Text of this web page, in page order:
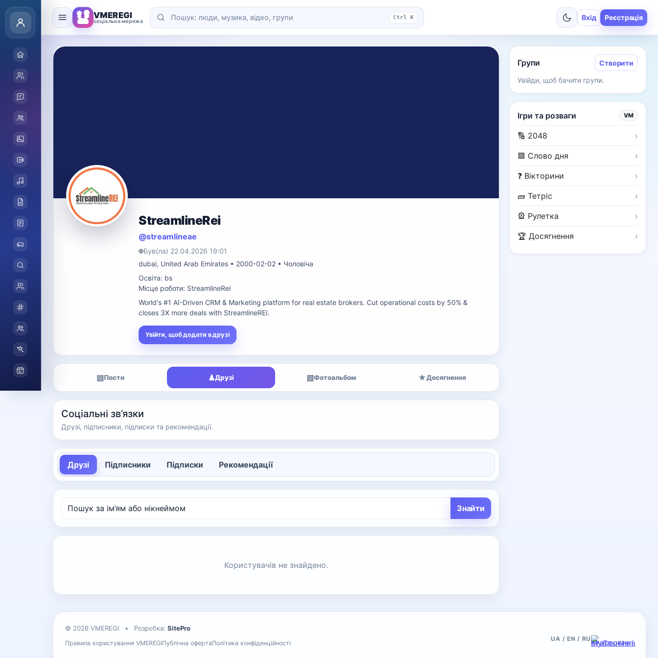
VMEREGI
соціальна мережа
Ctrl K Вхід Реєстрація
StreamlineRei
@streamlineae
Був(ла) 22.04.2026 19:01
dubai, United Arab Emirates • 2000-02-02 • Чоловіча
Освіта: bs
Місце роботи: StreamlineRei
World's #1 AI-Driven CRM & Marketing platform for real estate brokers. Cut operational costs by 50% &
closes 3X more deals with StreamlineREI.
Увійти, щоб додати в друзі
▤Пости ♟Друзі ▧Фотоальбом ★Досягнення
Соціальні зв’язки
Друзі, підписники, підписки та рекомендації.
Друзі Підписники Підписки Рекомендації
Знайти
Користувачів не знайдено.
Групи Створити
Увійди, щоб бачити групи.
Ігри та розваги VM
🔢 2048 ›
🟩 Слово дня ›
❓ Вікторини ›
🧱 Тетріс ›
🎡 Рулетка ›
🏆 Досягнення ›
© 2026 VMEREGI • Розробка: SitePro
Правила користування VMEREGIПублічна офертаПолітика конфіденційності
UA / EN / RU